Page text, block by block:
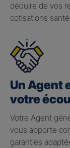
déduire de vos
cotisations
Un Agent
votre
Votre Agent
vous apporte
garanties